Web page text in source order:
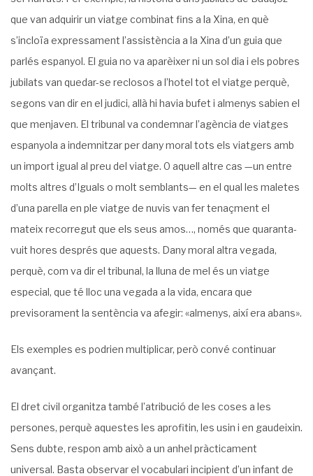
que van adquirir un viatge combinat fins a la Xina, en què
s’incloïa expressament l’assistència a la Xina d’un guia que
parlés espanyol. El guia no va aparèixer ni un sol dia i els pobres
jubilats van quedar-se reclosos a l’hotel tot el viatge perquè,
segons van dir en el judici, allà hi havia bufet i almenys sabien el
que men­javen. El tribunal va condemnar l’agència de viatges
espanyola a indemnitzar per dany moral tots els viatgers amb
un import igual al preu del viatge. 0 aquell altre cas —un entre
molts altres d’Iguals o molt semblants— en el qual les maletes
d’una parella en ple viatge de nuvis van fer tenaçment el
mateix recorregut que els seus amos…, només que quaranta-
vuit hores després que aquests. Dany moral altra vegada,
perquè, com va dir el tribunal, la lluna de mel és un viatge
especial, que té lloc una vegada a la vida, encara que
previsorament la sentència va afegir: «almenys, així era abans».
Els exemples es podrien multiplicar, però convé continuar
avançant.
El dret civil organitza també l’atribució de les coses a les
persones, perquè aquestes les aprofitin, les usin i en gaudeixin.
Sens dubte, respon amb això a un anhel pràcticament
universal. Basta observar el vocabulari incipient d’un infant de